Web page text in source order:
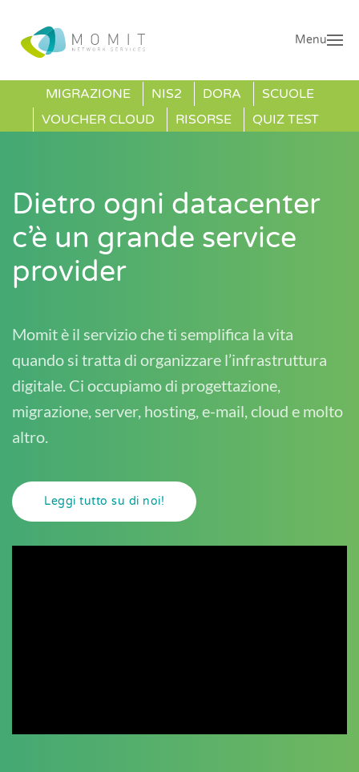
Menu
MIGRAZIONE NIS2 DORA
SCUOLE
VOUCHER CLOUD
RISORSE QUIZ TEST
Dietro ogni datacenter
c’è un grande service
provider
Momit è il servizio che ti semplifica la vita
quando si tratta di organizzare l’infrastruttura
digitale. Ci occupiamo di progettazione,
migrazione, server, hosting, e-mail, cloud e molto
altro.
Leggi tutto su di noi!